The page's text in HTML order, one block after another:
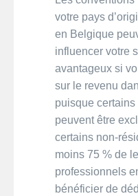
votre pays
en Belgique
influencer votre
avantageux si
sur le revenu
puisque
peuvent être
certains non-
moins 75 % de
professionnels
bénéficier de